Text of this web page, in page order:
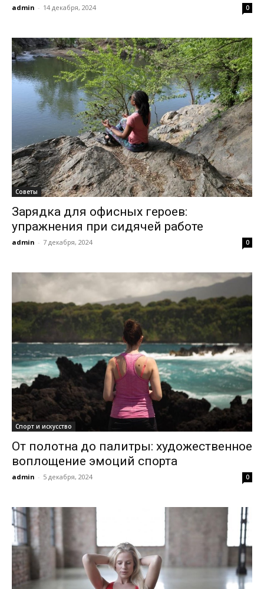
admin - 14 декабря, 2024 0
Советы
Зарядка для офисных героев:
упражнения при сидячей работе
admin - 7 декабря, 2024 0
Спорт и искусство
От полотна до палитры: художественное
воплощение эмоций спорта
admin - 5 декабря, 2024 0